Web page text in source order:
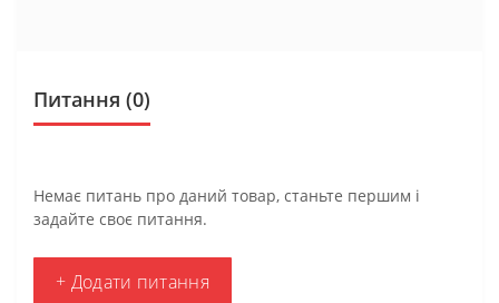
Питання (0)
Немає питань про даний товар, станьте першим і
задайте своє питання.
+ Додати питання